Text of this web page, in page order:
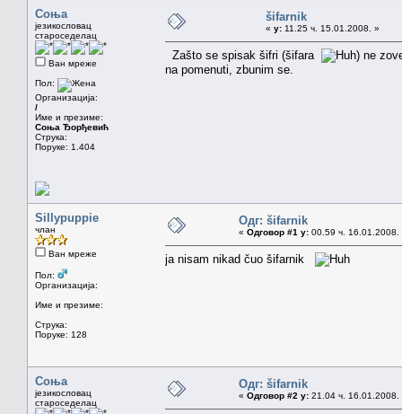
Соња
језикословац
староседелац
Ван мреже
Пол:
Организација:
/
Име и презиме:
Соња Ђорђевић
Струка:
Поруке: 1.404
šifarnik
« у: 11.25 ч. 15.01.2008. »
Zašto se spisak šifri (šifara
) ne
na pomenuti, zbunim se.
Sillypuppie
члан
Ван мреже
Пол:
Организација:
Име и презиме:
Струка:
Поруке: 128
Одг: šifarnik
« Одговор #1 у: 00.59 ч. 16.01.2008.
ja nisam nikad čuo šifarnik
Соња
језикословац
староседелац
Одг: šifarnik
« Одговор #2 у: 21.04 ч. 16.01.2008.